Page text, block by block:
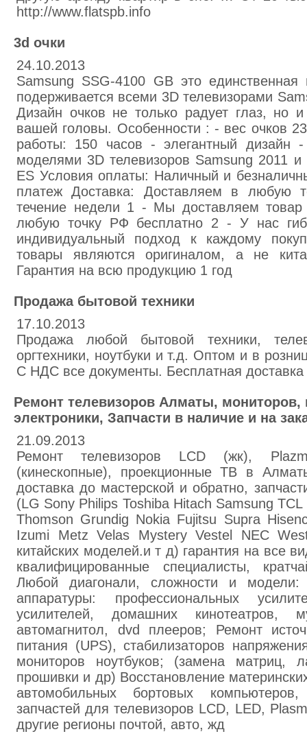
http://www.flatspb.info
3d очки
24.10.2013
Samsung SSG-4100 GB это единственная
подерживается всеми 3D телевизорами
Дизайн очков не только радует глаз, но
вашей головы. Особенности : - вес очков
работы: 150 часов - элегантный дизайн
моделями 3D телевизоров Samsung 2011
ES Условия оплаты: Наличный и
платеж Доставка: Доставляем в любую
течение недели 1 - Мы доставляем
любую точку РФ бесплатно 2 - У нас
индивидуальный подход к каждому
товары являются оригиналом, а не
Гарантия на всю продукцию 1 год
Продажа бытовой техники
17.10.2013
Продажа любой бытовой техники,
оргтехники, ноутбуки и т.д. Оптом и в
С НДС все документы. Бесплатная
Ремонт телевизоров Алматы, мониторов,
электроники, Запчасти в наличие и на
21.09.2013
Ремонт телевизоров LCD (жк),
(кинескопные), проекционные ТВ в
доставка до мастерской и обратно,
(LG Sony Philips Toshiba Hitach Samsung
Thomson Grundig Nokia Fujitsu Supra
Izumi Metz Velas Mystery Vestel NEC
китайских моделей.и т д) гарантия на все
квалифицированные специалисты,
Любой диагонали, сложности и
аппаратуры: профессиональных
усилителей, домашних кинотеатров,
автомагнитол, dvd плееров; Ремонт
питания (UPS), стабилизаторов
мониторов ноутбуков; (замена матриц,
прошивки и др) Восстановление
автомобильных бортовых
запчастей для телевизоров LCD, LED,
другие регионы почтой, авто, жд